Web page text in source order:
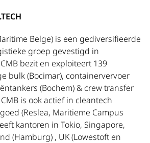
Belge) is een gediversifieerde
groep gevestigd in
bezit en exploiteert 139
bulk (Bocimar), containervervoer
(Bochem) & crew transfer
is ook actief in cleantech
(Reslea, Maritieme Campus
kantoren in Tokio, Singapore,
(Hamburg) , UK (Lowestoft en